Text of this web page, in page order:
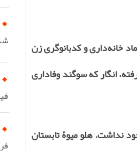
خانه‌داری و کدبانوگری زن
انگار که سوگند وفاداری
نداشت. هلو میوۀ تابستان